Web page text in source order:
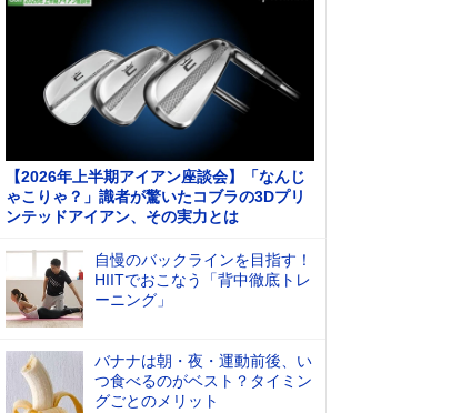
【2026年上半期アイアン座談会】「なんじ
ゃこりゃ？」識者が驚いたコブラの3Dプリ
ンテッドアイアン、その実力とは
自慢のバックラインを目指す！
HIITでおこなう「背中徹底トレ
ーニング」
バナナは朝・夜・運動前後、い
つ食べるのがベスト？タイミン
グごとのメリット